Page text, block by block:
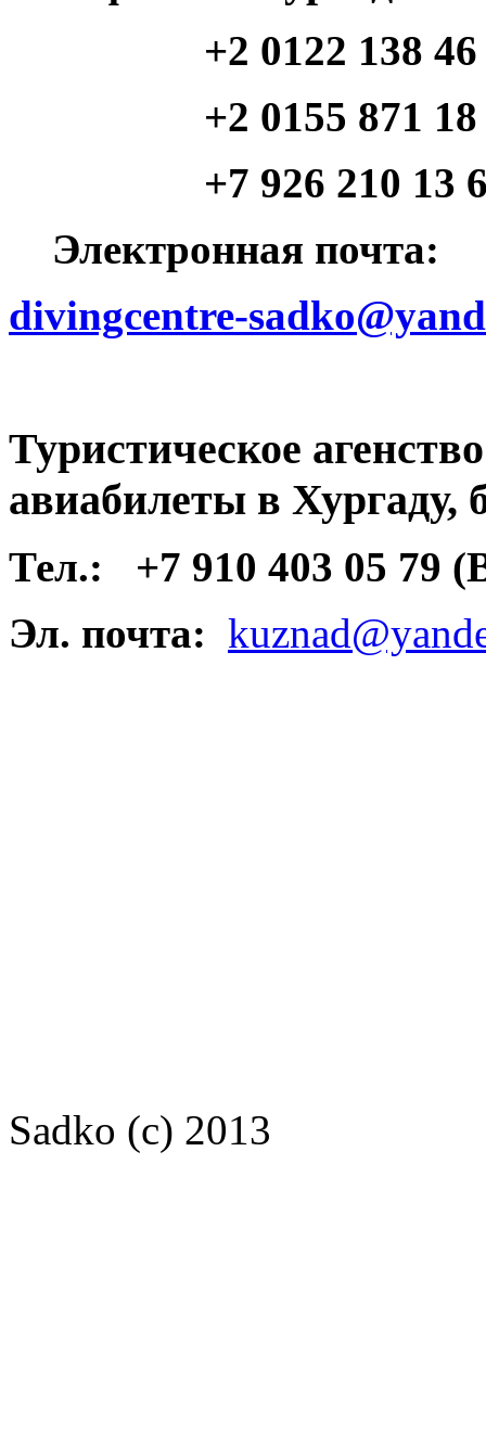
+2 0122 138
+2 0155 871 18 46
+7 926 210 13 64
Электронная почта:
divingcentre-
Туристическое
авиабилеты в Хургаду,
Тел.:
+7 910 403 05 79
Эл. почта:
Sadko (c) 2013